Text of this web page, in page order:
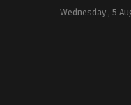
Wednesday , 5